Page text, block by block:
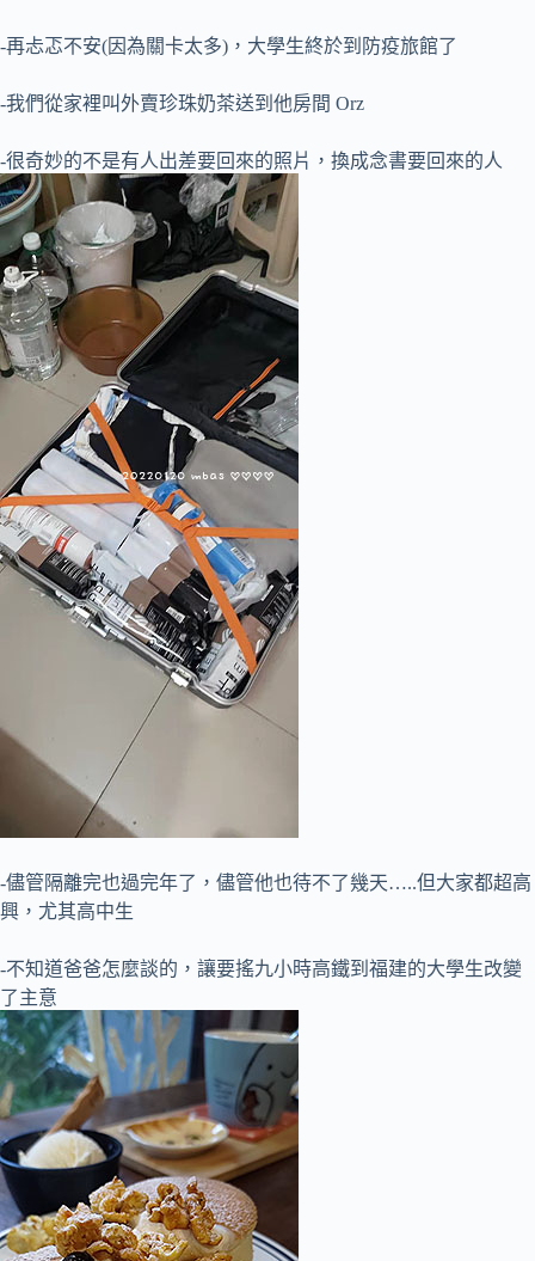
-再忐忑不安(因為關卡太多)，大學生終於到防疫旅館了
-我們從家裡叫外賣珍珠奶茶送到他房間 Orz
-很奇妙的不是有人出差要回來的照片，換成念書要回來的人
-儘管隔離完也過完年了，儘管他也待不了幾天…..但大家都超高
興，尤其高中生
-不知道爸爸怎麼談的，讓要搖九小時高鐵到福建的大學生改變
了主意